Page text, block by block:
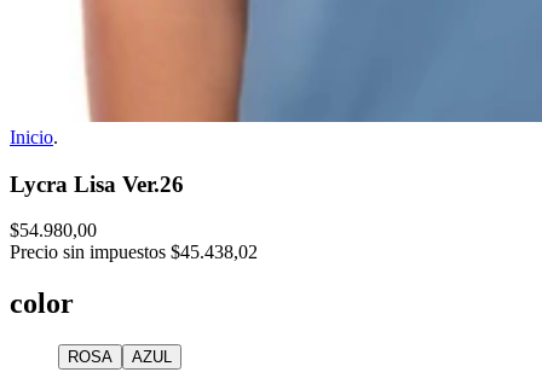
Inicio.
Lycra Lisa Ver.26
$54.980,00
Precio sin impuestos $45.438,02
color
ROSA AZUL